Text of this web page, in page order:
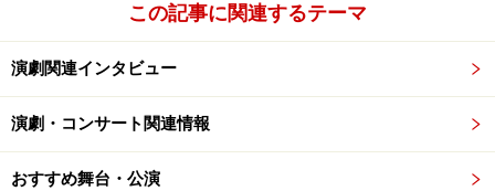
この記事に関連するテーマ
演劇関連インタビュー
演劇・コンサート関連情報
おすすめ舞台・公演